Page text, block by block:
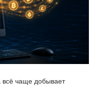
всё чаще добывает